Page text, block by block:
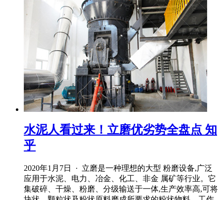
水泥人看过来！立磨优劣势全盘点 知
乎
2020年1月7日 · 立磨是一种理想的大型 粉磨设备,广泛
应用于水泥、电力、冶金、化工、非金 属矿等行业。它
集破碎、干燥、粉磨、分级输送于一体,生产效率高,可将